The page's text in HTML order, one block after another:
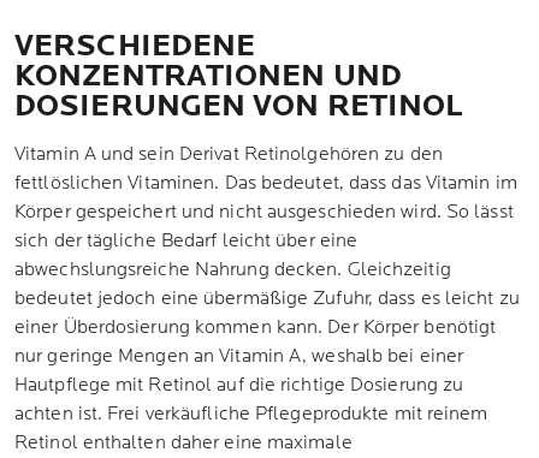
VERSCHIEDENE
KONZENTRATIONEN UND
DOSIERUNGEN VON RETINOL
Vitamin A und sein Derivat Retinolgehören zu den
fettlöslichen Vitaminen. Das bedeutet, dass das Vitamin im
Körper gespeichert und nicht ausgeschieden wird. So lässt
sich der tägliche Bedarf leicht über eine
abwechslungsreiche Nahrung decken. Gleichzeitig
bedeutet jedoch eine übermäßige Zufuhr, dass es leicht zu
einer Überdosierung kommen kann. Der Körper benötigt
nur geringe Mengen an Vitamin A, weshalb bei einer
Hautpflege mit Retinol auf die richtige Dosierung zu
achten ist. Frei verkäufliche Pflegeprodukte mit reinem
Retinol enthalten daher eine maximale